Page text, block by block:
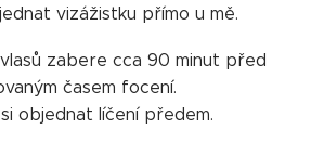
vizážistku přímo u mě.
zabere cca 90 minut před
časem focení.
objednat líčení předem.